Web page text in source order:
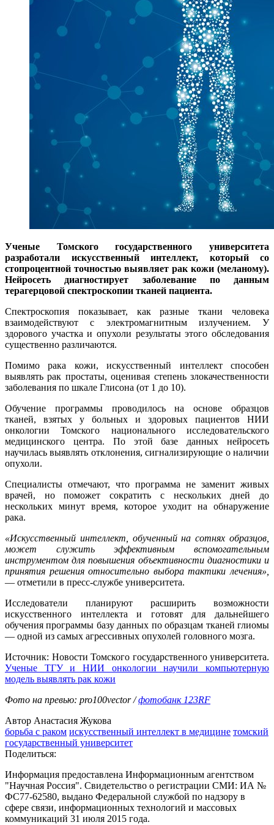
Ученые Томского государственного университета
разработали искусственный интеллект, который со
стопроцентной точностью выявляет рак кожи (меланому).
Нейросеть диагностирует заболевание по данным
терагерцовой спектроскопии тканей пациента.
Спектроскопия показывает, как разные ткани человека
взаимодействуют с электромагнитным излучением. У
здорового участка и опухоли результаты этого обследования
существенно различаются.
Помимо рака кожи, искусственный интеллект способен
выявлять рак простаты, оценивая степень злокачественности
заболевания по шкале Глисона (от 1 до 10).
Обучение программы проводилось на основе образцов
тканей, взятых у больных и здоровых пациентов НИИ
онкологии Томского национального исследовательского
медицинского центра. По этой базе данных нейросеть
научилась выявлять отклонения, сигнализирующие о наличии
опухоли.
Специалисты отмечают, что программа не заменит живых
врачей, но поможет сократить с нескольких дней до
нескольких минут время, которое уходит на обнаружение
рака.
«Искусственный интеллект, обученный на сотнях образцов,
может служить эффективным вспомогательным
инструментом для повышения объективности диагностики и
принятия решения относительно выбора тактики лечения»,
— отметили в пресс-службе университета.
Исследователи планируют расширить возможности
искусственного интеллекта и готовят для дальнейшего
обучения программы базу данных по образцам тканей глиомы
— одной из самых агрессивных опухолей головного мозга.
Источник: Новости Томского государственного университета.
Ученые ТГУ и НИИ онкологии научили компьютерную
модель выявлять рак кожи
Фото на превью: pro100vector /фотобанк 123RF
Автор Анастасия Жукова
борьба с раком искусственный интеллект в медицине томский
государственный университет
Поделиться:
Информация предоставлена Информационным агентством
"Научная Россия". Свидетельство о регистрации СМИ: ИА №
ФС77-62580, выдано Федеральной службой по надзору в
сфере связи, информационных технологий и массовых
коммуникаций 31 июля 2015 года.